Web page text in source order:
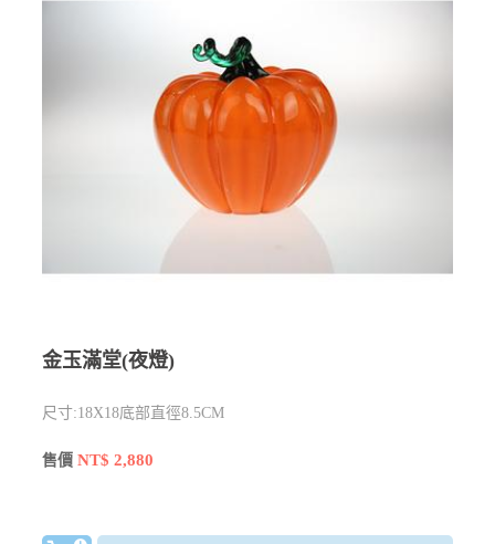
金玉滿堂(夜燈)
尺寸:18X18底部直徑8.5CM
售價NT$ 2,880